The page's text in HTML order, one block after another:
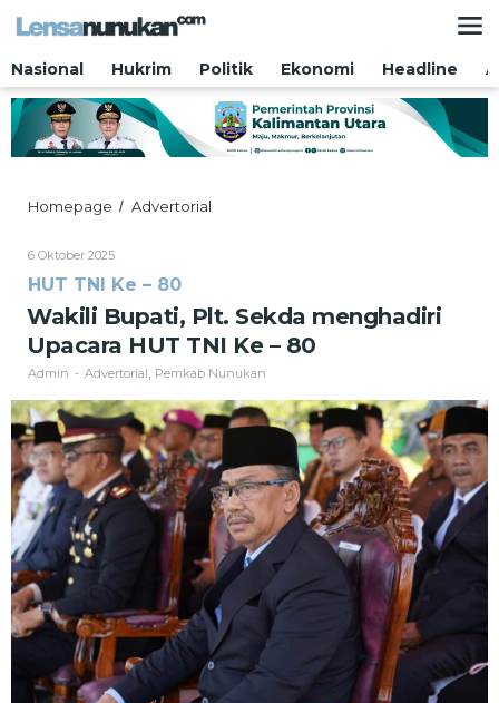
Nasional
Hukrim Politik Ekonomi Headline
Homepage / Advertorial
Upacara
HUT
TNI
80
6 Oktober 2025Oleh
HUT TNI Ke – 80
Wakili Bupati, Plt. Sekda menghadiri
Upacara HUT TNI Ke – 80
Admin - Advertorial Pemkab Nunukan